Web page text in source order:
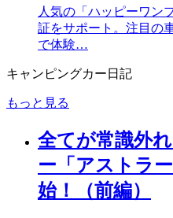
人気の「ハッピーワン
証をサポート。注目の
で体験…
キャンピングカー日記
もっと見る
全てが常識外
ー「アストラ
始！（前編）